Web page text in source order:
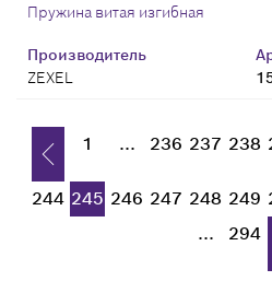
Производитель
ZEXEL
Пружина витая изгибная
1 ... 236 237 238
244 245 246 247 248 249
...
294